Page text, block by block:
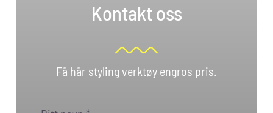
Kontakt oss
Få hår styling verktøy engros pris.